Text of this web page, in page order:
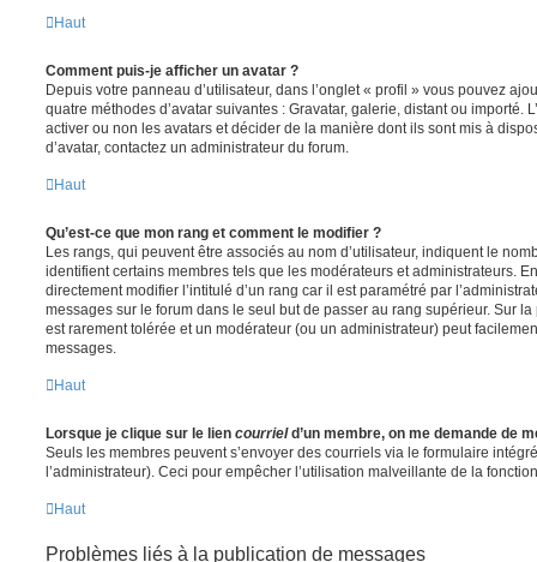
Haut
Comment puis-je afficher un avatar ?
Depuis votre panneau d’utilisateur, dans l’onglet « profil » vous pouvez
quatre méthodes d’avatar suivantes : Gravatar, galerie, distant ou importé.
activer ou non les avatars et décider de la manière dont ils sont mis à
d’avatar, contactez un administrateur du forum.
Haut
Qu’est-ce que mon rang et comment le modifier ?
Les rangs, qui peuvent être associés au nom d’utilisateur, indiquent le
identifient certains membres tels que les modérateurs et administrateurs.
directement modifier l’intitulé d’un rang car il est paramétré par
messages sur le forum dans le seul but de passer au rang supérieur. Sur
est rarement tolérée et un modérateur (ou un administrateur) peut
messages.
Haut
Lorsque je clique sur le lien courrield’un membre, on me demande de
Seuls les membres peuvent s’envoyer des courriels via le formulaire
l’administrateur). Ceci pour empêcher l’utilisation malveillante de la
Haut
Problèmes liés à la publication de messages